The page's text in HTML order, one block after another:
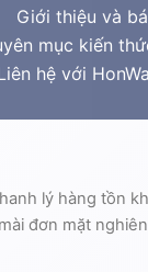
Giới thiệu và
mục kiến
hệ với
lý hàng tồn
đơn mặt